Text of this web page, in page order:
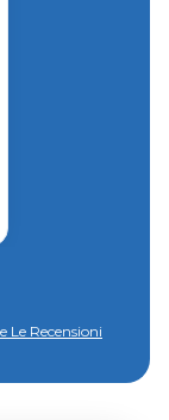
Le Recensioni